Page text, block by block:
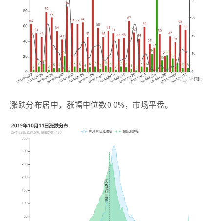
涨跌分布居中，涨幅中位数0.0%，市场平盘。